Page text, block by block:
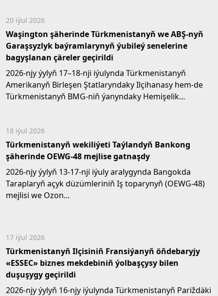
20 iýul 2026
Waşington şäherinde Türkmenistanyň we ABŞ-nyň
Garaşsyzlyk baýramlarynyň ýubileý senelerine
bagyşlanan çäreler geçirildi
2026-njy ýylyň 17–18-nji iýulynda Türkmenistanyň
Amerikanyň Birleşen Ştatlaryndaky Ilçihanasy hem-de
Türkmenistanyň BMG-niň ýanyndaky Hemişelik
18 iýul 2026
Türkmenistanyň wekiliýeti Taýlandyň Bankong
şäherinde OEWG-48 mejlise gatnaşdy
2026-njy ýylyň 13-17-nji iýuly aralygynda Bangokda
Taraplaryň açyk düzümleriniň Iş toparynyň (OEWG-48)
mejlisi we Ozon...
17 iýul 2026
Türkmenistanyň Ilçisiniň Fransiýanyň öňdebaryjy
«ESSEC» biznes mekdebiniň ýolbaşçysy bilen
duşuşygy geçirildi
2026-njy ýylyň 16-njy iýulynda Türkmenistanyň Pariždäki